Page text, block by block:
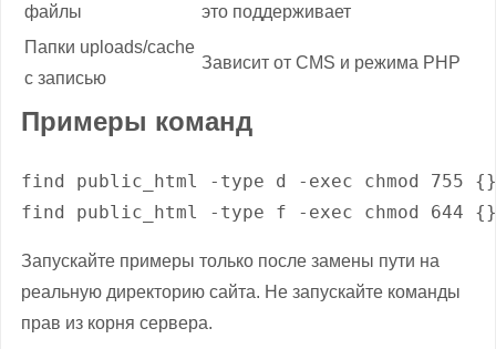
файлы
это поддерживает
Папки uploads/cache
с записью
Зависит от CMS и режима PHP
Примеры команд
find public_html -type d -exec chmod 755
find public_html -type f -exec chmod 644
Запускайте примеры только после замены пути на
реальную директорию сайта. Не запускайте команды
прав из корня сервера.